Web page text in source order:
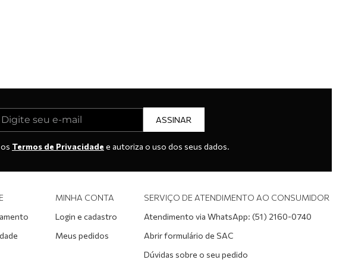
ASSINAR
Termos de Privacidade e autoriza o uso dos seus dados.
MINHA CONTA
Login e cadastro
Meus pedidos
SERVIÇO DE ATENDIMENTO AO CONSUMIDOR
Atendimento via WhatsApp: (51) 2160-0740
Abrir formulário de SAC
Dúvidas sobre o seu pedido